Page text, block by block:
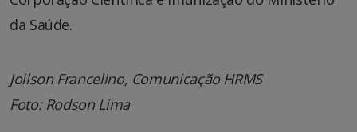
da Saúde.
Joilson Francelino, Comunicação HRMS
Foto: Rodson Lima